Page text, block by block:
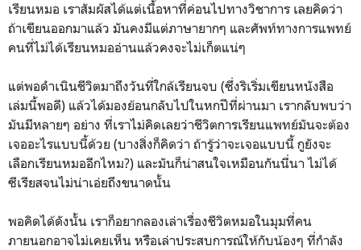
เรียนหมอ เราสัมผัสได้แต่เนื้อหาที่ค่อนไปทางวิชาการ เลยคิดว่า
ถ้าเขียนออกมาแล้ว มันคงมีแต่ภาษายากๆ และศัพท์ทางการแพทย์
คนที่ไม่ได้เรียนหมออ่านแล้วคงจะไม่เก็ตแน่ๆ
แต่พอดำเนินชีวิตมาถึงวันที่ใกล้เรียนจบ (ซึ่งริเริ่มเขียนหนังสือ
เล่มนี้พอดี) แล้วได้มองย้อนกลับไปในหกปีที่ผ่านมา เรากลับพบว่า
มันมีหลายๆ อย่าง ที่เราไม่คิดเลยว่าชีวิตการเรียนแพทย์มันจะต้อง
เจออะไรแบบนี้ด้วย (บางสิ่งก็คิดว่า ถ้ารู้ว่าจะเจอแบบนี้ กูยังจะ
เลือกเรียนหมออีกไหม?) และมันก็น่าสนใจเหมือนกันนี่นา ไม่ได้
ซีเรียสจนไม่น่าเอ่ยถึงขนาดนั้น
พอคิดได้ดังนั้น เราก็อยากลองเล่าเรื่องชีวิตหมอในมุมที่คน
ภายนอกอาจไม่เคยเห็น หรือเล่าประสบการณ์ให้กับน้องๆ ที่กำลัง